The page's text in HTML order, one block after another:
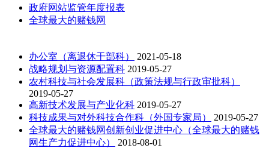
政府网站监管年度报表
全球最大的赌钱网
办公室（离退休干部科）
2021-05-18
战略规划与资源配置科 2019-05-27
农村科技与社会发展科（政策法规与行政审批科）
2019-05-27
高新技术发展与产业化科 2019-05-27
科技成果与对外科技合作科（外国专家局）
2019-05-27
全球最大的赌钱网创新创业促进中心（全球最大的赌钱
网生产力促进中心）
2018-08-01